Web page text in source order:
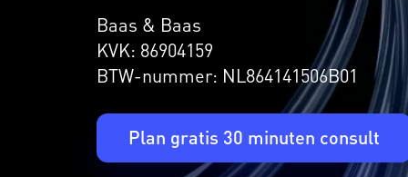
Baas & Baas
KVK: 86904159
BTW-nummer: NL864141506B01
Plan gratis 30 minuten consult